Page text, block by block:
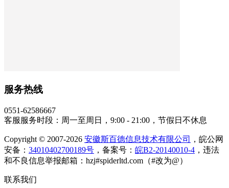
服务热线
0551-62586667
客服服务时段：周一至周日，9:00 - 21:00，节假日不休息
Copyright © 2007-2026 安徽斯百德信息技术有限公司
，皖公网
安备： 34010402700189号 ，备案号： 皖B2-20140010-4 ，违法
和不良信息举报邮箱：hzj#spiderltd.com（#改为@）
联系我们